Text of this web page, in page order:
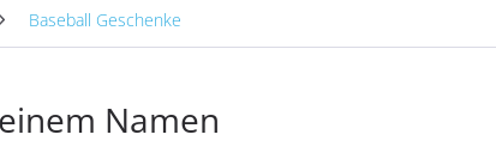
Baseball Geschenke
Namen